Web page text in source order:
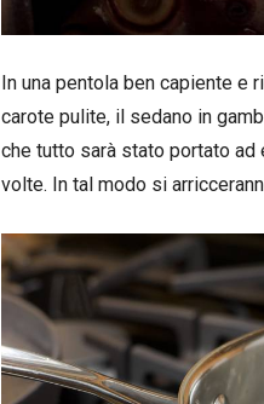
In una pentola ben capiente
carote pulite, il sedano in
che tutto sarà stato portato
volte. In tal modo si